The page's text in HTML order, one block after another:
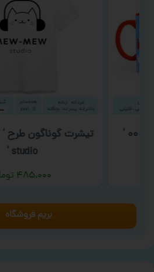
studio ‘
۴۸۵,۰۰۰
بریم فروشگاه